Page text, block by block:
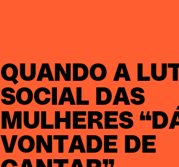
QUANDO A
SOCIAL DAS
MULHERES
VONTADE DE